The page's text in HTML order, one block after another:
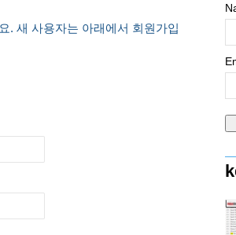
. 새 사용자는 아래에서 회원가입